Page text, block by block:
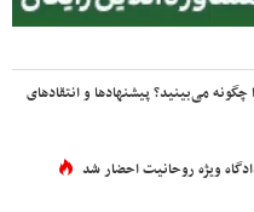
می‌بینید؟ پیشنهادها و انتقادهای
ویژه روحانیت احضار شد